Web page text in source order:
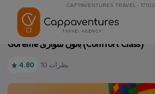
CAPPAVENTURES TRAVEL - 17102
صفحه نخست
Goreme بالون سواری (Comfort Class)
4.80 10 نظرات